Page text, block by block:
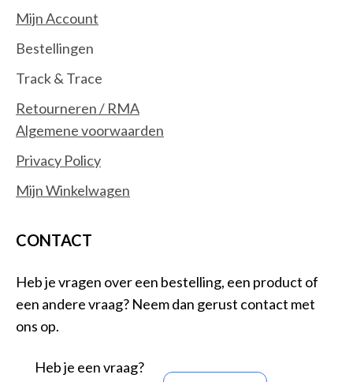
Mijn Account
Bestellingen
Track & Trace
Retourneren / RMA
Algemene voorwaarden
Privacy Policy
Mijn Winkelwagen
CONTACT
Heb je vragen over een bestelling, een product of
een andere vraag? Neem dan gerust contact met
ons op.
Heb je een vraag?